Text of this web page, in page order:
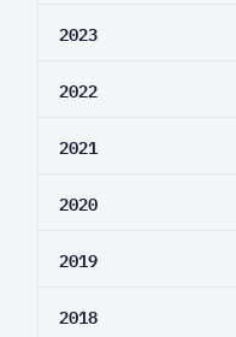
2023
2022
2021
2020
2019
2018